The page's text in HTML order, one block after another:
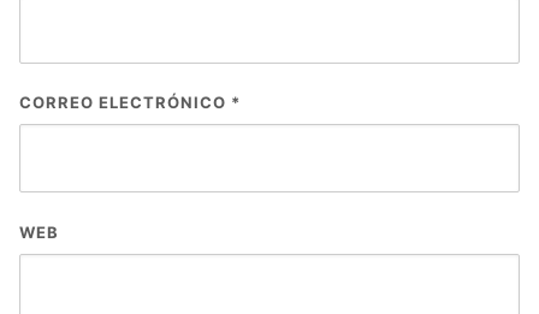
CORREO ELECTRÓNICO *
WEB